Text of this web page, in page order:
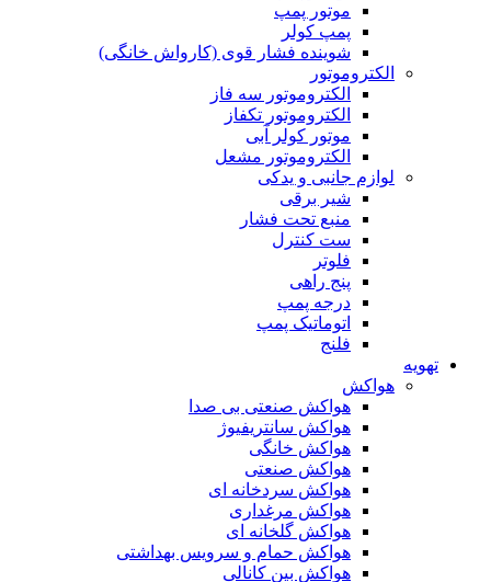
موتور پمپ
پمپ کولر
شوینده فشار قوی (کارواش خانگی)
الکتروموتور
الکتروموتور سه فاز
الکتروموتور تکفاز
موتور کولر آبی
الکتروموتور مشعل
لوازم جانبی و یدکی
شیر برقی
منبع تحت فشار
ست کنترل
فلوتر
پنج راهی
درجه پمپ
اتوماتیک پمپ
فلنج
تهویه
هواکش
هواکش صنعتی بی صدا
هواکش سانتریفیوژ
هواکش خانگی
هواکش صنعتی
هواکش سردخانه ای
هواکش مرغداری
هواکش گلخانه ای
هواکش حمام و سرویس بهداشتی
هواکش بین کانالی